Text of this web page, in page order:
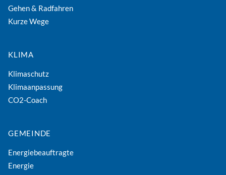
Gehen & Radfahren
Kurze Wege
KLIMA
Klimaschutz
Klimaanpassung
CO2-Coach
GEMEINDE
Energiebeauftragte
Energie